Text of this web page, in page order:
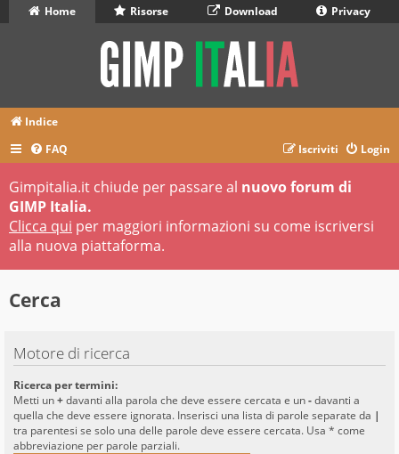
Home Risorse Download Privacy
Indice
FAQ
Login
Iscriviti
Gimpitalia.it chiude per passare al nuovo forum di
GIMP Italia.
Clicca qui per maggiori informazioni su come iscriversi
alla nuova piattaforma.
Cerca
Motore di ricerca
Ricerca per termini:
Metti un+davanti alla parola che deve essere cercata e un-davanti a
quella che deve essere ignorata. Inserisci una lista di parole separate da |
tra parentesi se solo una delle parole deve essere cercata. Usa * come
abbreviazione per parole parziali.